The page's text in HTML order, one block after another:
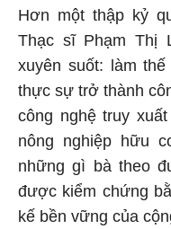
Hơn một thập kỷ
Thạc sĩ Phạm Thị
xuyên suốt: làm
thực sự trở thành
công nghệ truy
nông nghiệp hữu
những gì bà theo
được kiểm chứng
kế bền vững của